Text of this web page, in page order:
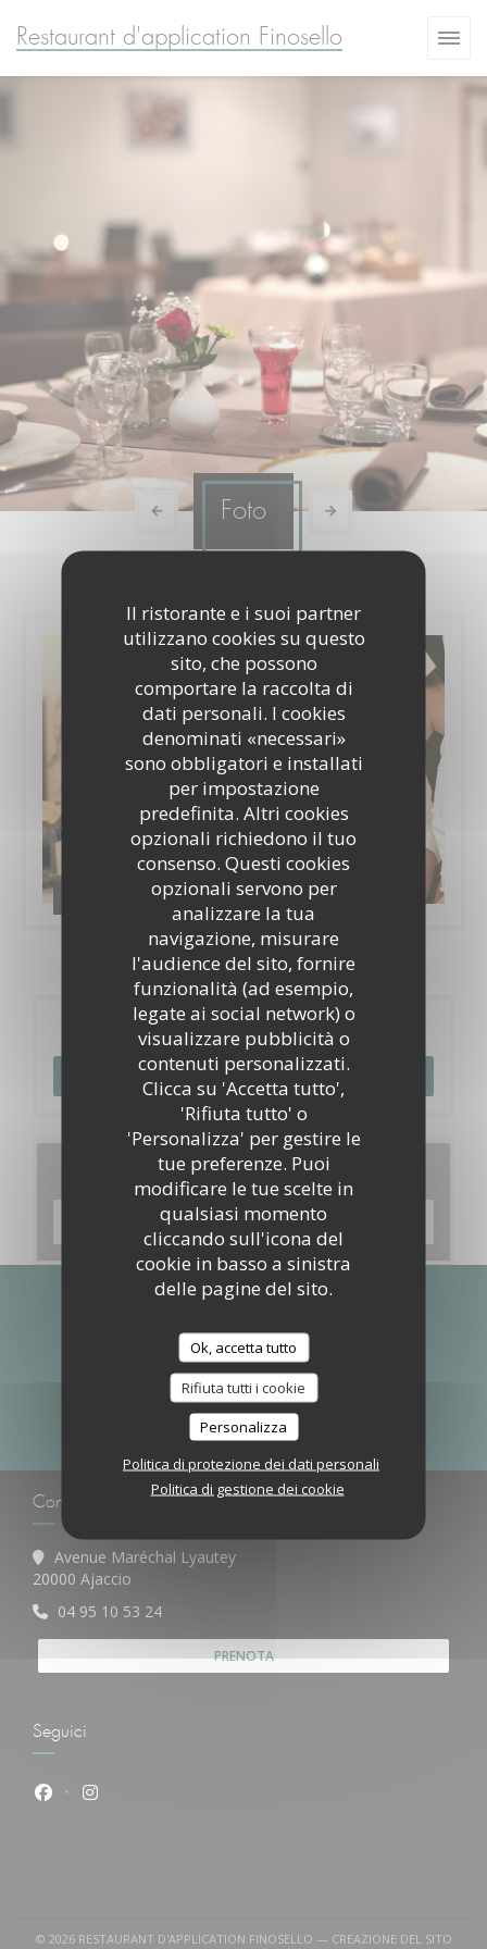
Il ristorante e i suoi partner
utilizzano cookies su questo
sito, che possono
comportare la raccolta di
dati personali. I cookies
denominati «necessari»
sono obbligatori e installati
per impostazione
predefinita. Altri cookies
opzionali richiedono il tuo
consenso. Questi cookies
opzionali servono per
analizzare la tua
navigazione, misurare
l'audience del sito, fornire
funzionalità (ad esempio,
legate ai social network) o
visualizzare pubblicità o
contenuti personalizzati.
Clicca su 'Accetta tutto',
'Rifiuta tutto' o
'Personalizza' per gestire le
tue preferenze. Puoi
modificare le tue scelte in
qualsiasi momento
cliccando sull'icona del
cookie in basso a sinistra
delle pagine del sito.
Ok, accetta tutto
Rifiuta tutti i cookie
Personalizza
Politica di protezione dei dati personali
Politica di gestione dei cookie
Restaurant d'application Finosello
Foto
Le restaurant
PRENOTA
Menu
SCOPRI LA NOSTRA CARTA
Iscriversi alla nostra newsletter per ricevere comunicazioni
personalizzate e offerte di marketing via e-mail.
ABBONATI
Contattaci
Avenue Maréchal Lyautey
20000 Ajaccio
04 95 10 53 24
PRENOTA
Seguici
Facebook ((apre una nuova finestra))
Instagram ((apre una nuova finestra))
© 2026 RESTAURANT D'APPLICATION FINOSELLO — CREAZIONE DEL SITO